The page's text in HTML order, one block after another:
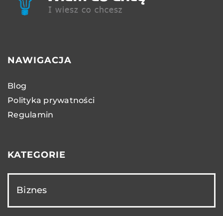
NAWIGACJA
Blog
Polityka prywatności
Regulamin
KATEGORIE
Biznes